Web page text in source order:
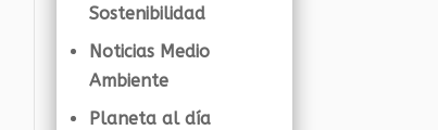
Sostenibilidad
Noticias Medio
Ambiente
Planeta al día